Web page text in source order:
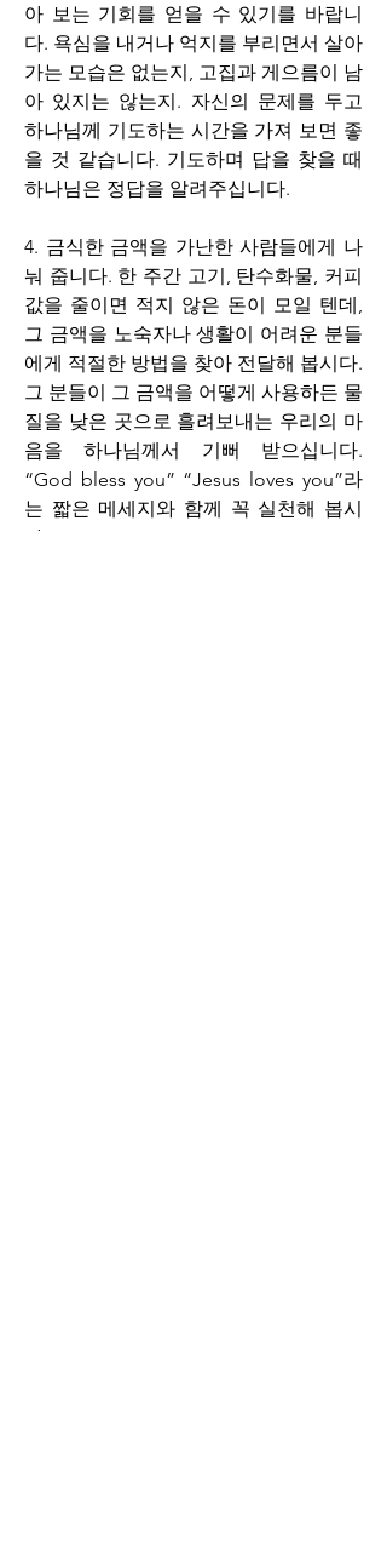
아 보는 기회를 얻을 수 있기를 바랍니
다. 욕심을 내거나 억지를 부리면서 살아
가는 모습은 없는지, 고집과 게으름이 남
아 있지는 않는지. 자신의 문제를 두고
하나님께 기도하는 시간을 가져 보면 좋
을 것 같습니다. 기도하며 답을 찾을 때
하나님은 정답을 알려주십니다.
4. 금식한 금액을 가난한 사람들에게 나
눠 줍니다. 한 주간 고기, 탄수화물, 커피
값을 줄이면 적지 않은 돈이 모일 텐데,
그 금액을 노숙자나 생활이 어려운 분들
에게 적절한 방법을 찾아 전달해 봅시다.
그 분들이 그 금액을 어떻게 사용하든 물
질을 낮은 곳으로 흘려보내는 우리의 마
음을 하나님께서 기뻐 받으십니다.
“God bless you” “Jesus loves you”라
는 짧은 메세지와 함께 꼭 실천해 봅시
다.